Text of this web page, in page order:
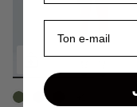
E-mail